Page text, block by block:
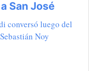
San José
conversó luego del
Noy